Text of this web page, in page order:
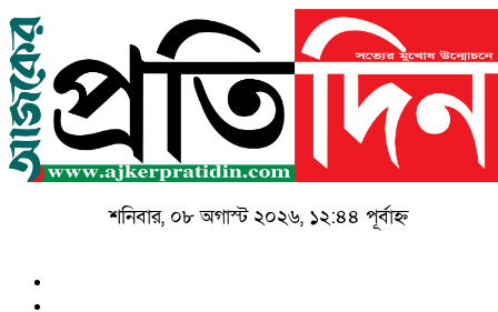
শনিবার, ০৮ অগাস্ট ২০২৬, ১২:৪৪ পূর্বাহ্ন